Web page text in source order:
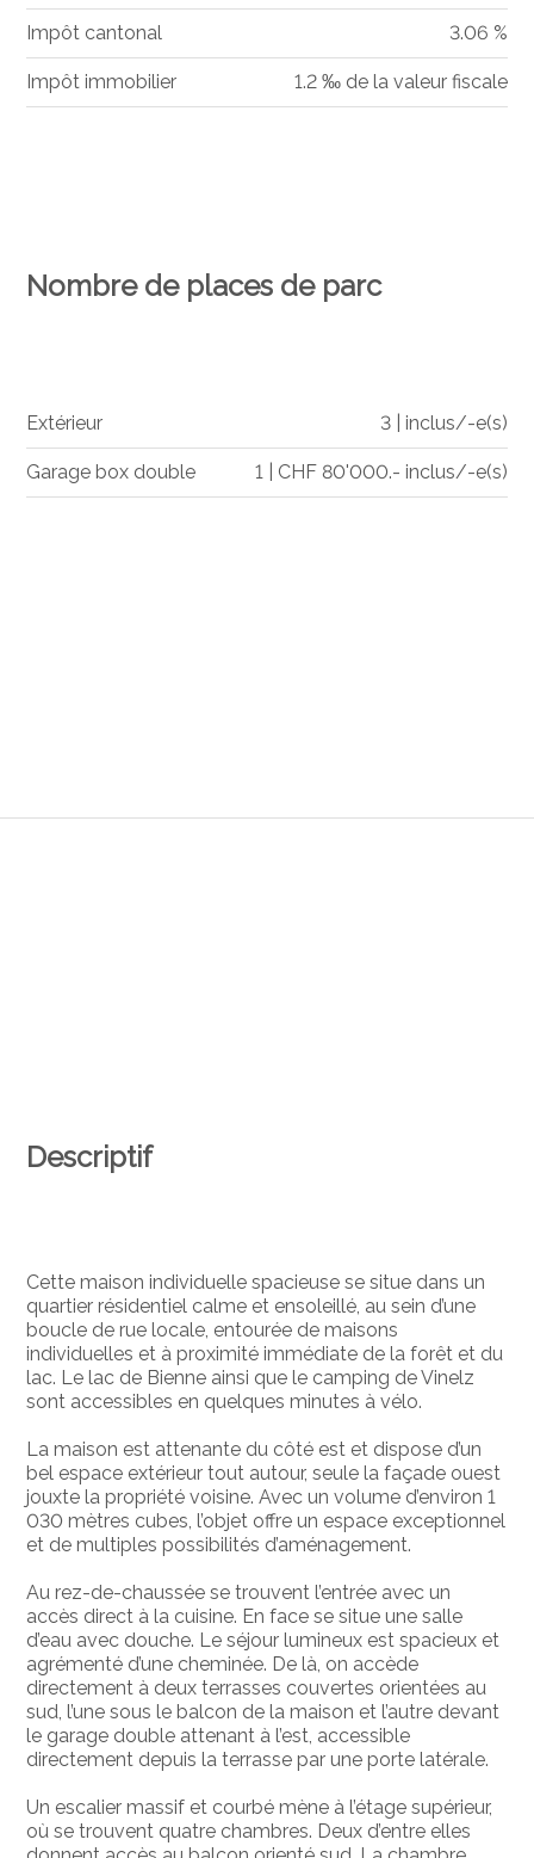
Descriptif
Cette maison individuelle spacieuse se situe dans un
quartier résidentiel calme et ensoleillé, au sein d’une
boucle de rue locale, entourée de maisons
individuelles et à proximité immédiate de la forêt et du
lac. Le lac de Bienne ainsi que le camping de Vinelz
sont accessibles en quelques minutes à vélo.
La maison est attenante du côté est et dispose d’un
bel espace extérieur tout autour, seule la façade ouest
jouxte la propriété voisine. Avec un volume d’environ 1
030 mètres cubes, l’objet offre un espace exceptionnel
et de multiples possibilités d’aménagement.
Au rez-de-chaussée se trouvent l’entrée avec un
accès direct à la cuisine. En face se situe une salle
d’eau avec douche. Le séjour lumineux est spacieux et
agrémenté d’une cheminée. De là, on accède
directement à deux terrasses couvertes orientées au
sud, l’une sous le balcon de la maison et l’autre devant
le garage double attenant à l’est, accessible
directement depuis la terrasse par une porte latérale.
Un escalier massif et courbé mène à l’étage supérieur,
où se trouvent quatre chambres. Deux d’entre elles
Impôt cantonal 3.06 %
Impôt immobilier 1.2 ‰ de la valeur fiscale
Nombre de places de parc
Extérieur 3 | inclus/-e(s)
Garage box double 1 | CHF 80'000.- inclus/-e(s)